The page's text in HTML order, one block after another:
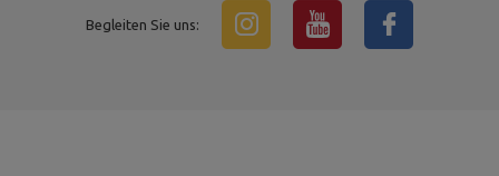
Begleiten Sie uns: